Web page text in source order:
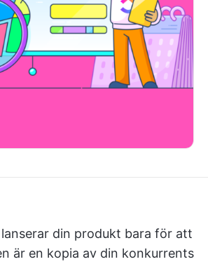
din produkt bara för att
är en kopia av din konkurrents